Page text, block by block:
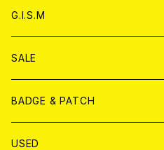
ANALOG
ANALOG
CD
ANALOG
アナログ
DVD
T-shirt & WEAR
G.I.S.M
CD
ANALOG
T-SHIRT & WEAR
SALE
BADGE & PATCH
BADGE
USED